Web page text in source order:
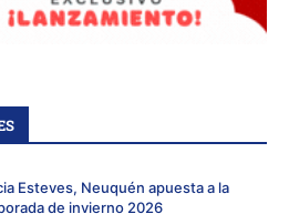
Esteves, Neuquén apuesta a la
de invierno 2026